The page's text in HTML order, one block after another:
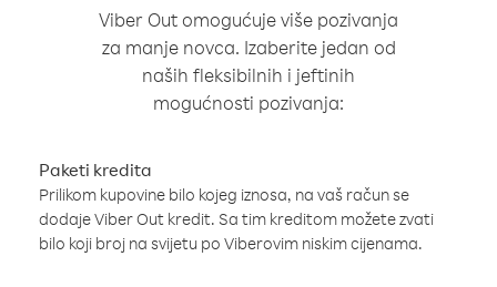
Viber Out omogućuje više pozivanja
za manje novca. Izaberite jedan od
naših fleksibilnih i jeftinih
mogućnosti pozivanja:
Paketi kredita
Prilikom kupovine bilo kojeg iznosa, na vaš račun se
dodaje Viber Out kredit. Sa tim kreditom možete zvati
bilo koji broj na svijetu po Viberovim niskim cijenama.